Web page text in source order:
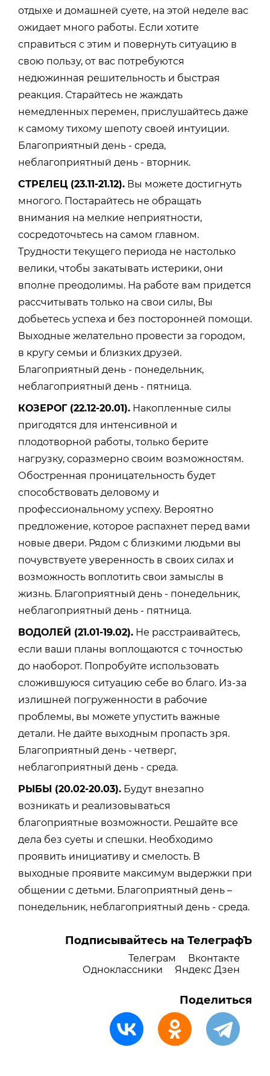
отдыхе и домашней суете, на этой неделе вас
ожидает много работы. Если хотите
справиться с этим и повернуть ситуацию в
свою пользу, от вас потребуются
недюжинная решительность и быстрая
реакция. Старайтесь не жаждать
немедленных перемен, прислушайтесь даже
к самому тихому шепоту своей интуиции.
Благоприятный день - среда,
неблагоприятный день - вторник.
СТРЕЛЕЦ (23.11-21.12). Вы можете достигнуть
многого. Постарайтесь не обращать
внимания на мелкие неприятности,
сосредоточьтесь на самом главном.
Трудности текущего периода не настолько
велики, чтобы закатывать истерики, они
вполне преодолимы. На работе вам придется
рассчитывать только на свои силы, Вы
добьетесь успеха и без посторонней помощи.
Выходные желательно провести за городом,
в кругу семьи и близких друзей.
Благоприятный день - понедельник,
неблагоприятный день - пятница.
КОЗЕРОГ (22.12-20.01). Накопленные силы
пригодятся для интенсивной и
плодотворной работы, только берите
нагрузку, соразмерно своим возможностям.
Обостренная проницательность будет
способствовать деловому и
профессиональному успеху. Вероятно
предложение, которое распахнет перед вами
новые двери. Рядом с близкими людьми вы
почувствуете уверенность в своих силах и
возможность воплотить свои замыслы в
жизнь. Благоприятный день - понедельник,
неблагоприятный день - пятница.
ВОДОЛЕЙ (21.01-19.02). Не расстраивайтесь,
если ваши планы воплощаются с точностью
до наоборот. Попробуйте использовать
сложившуюся ситуацию себе во благо. Из-за
излишней погруженности в рабочие
проблемы, вы можете упустить важные
детали. Не дайте выходным пропасть зря.
Благоприятный день - четверг,
неблагоприятный день - среда.
РЫБЫ (20.02-20.03). Будут внезапно
возникать и реализовываться
благоприятные возможности. Решайте все
дела без суеты и спешки. Необходимо
проявить инициативу и смелость. В
выходные проявите максимум выдержки при
общении с детьми. Благоприятный день –
понедельник, неблагоприятный день - среда.
Подписывайтесь на ТелеграфЪ
Телеграм
Вконтакте
Одноклассники
Яндекс Дзен
Поделиться